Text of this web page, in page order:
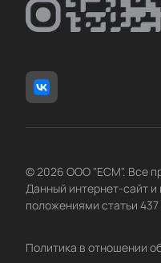
© 2026 ООО "ЕСМ". Все
Данный интернет-сайт
положениями статьи
Политика в отношении